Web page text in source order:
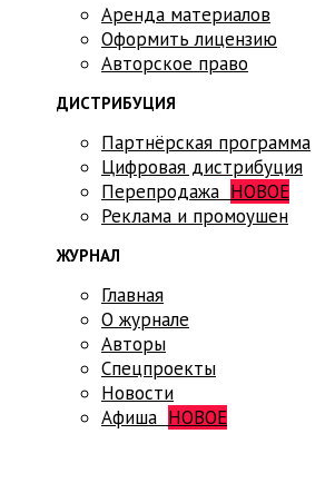
Аренда материалов
Оформить лицензию
Авторское право
ДИСТРИБУЦИЯ
Партнёрская программа
Цифровая дистрибуция
Перепродажа НОВОЕ
Реклама и промоушен
ЖУРНАЛ
Главная
О журнале
Авторы
Спецпроекты
Новости
Афиша НОВОЕ